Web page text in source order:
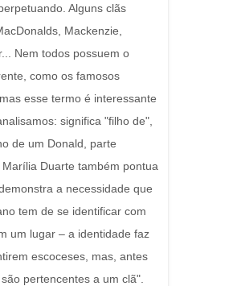
Alguns clãs
Mackenzie,
Nem todos possuem o
como os famosos
esse termo é interessante
significa "filho de",
de um Donald, parte
Duarte também pontua
a necessidade que
tem de se identificar com
um lugar – a identidade faz
escoceses, mas, antes
pertencentes a um clã".